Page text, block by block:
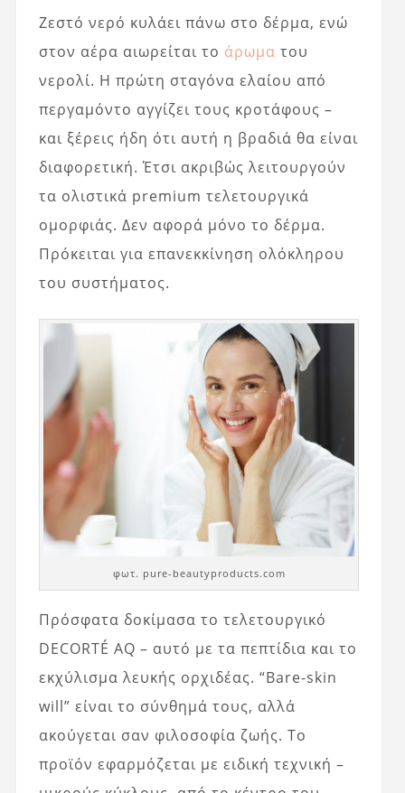
Ζεστό νερό κυλάει πάνω στο δέρμα, ενώ
στον αέρα αιωρείται το άρωμα του
νερολί. Η πρώτη σταγόνα ελαίου από
περγαμόντο αγγίζει τους κροτάφους –
και ξέρεις ήδη ότι αυτή η βραδιά θα είναι
διαφορετική. Έτσι ακριβώς λειτουργούν
τα ολιστικά premium τελετουργικά
ομορφιάς. Δεν αφορά μόνο το δέρμα.
Πρόκειται για επανεκκίνηση ολόκληρου
του συστήματος.
φωτ. pure-beautyproducts.com
Πρόσφατα δοκίμασα το τελετουργικό
DECORTÉ AQ – αυτό με τα πεπτίδια και το
εκχύλισμα λευκής ορχιδέας. “Bare-skin
will” είναι το σύνθημά τους, αλλά
ακούγεται σαν φιλοσοφία ζωής. Το
προϊόν εφαρμόζεται με ειδική τεχνική –